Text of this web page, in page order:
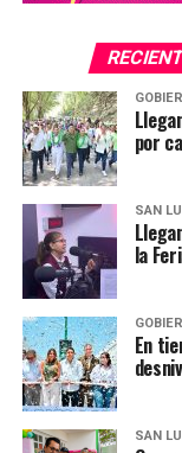
por
SAN
la
En
SAN